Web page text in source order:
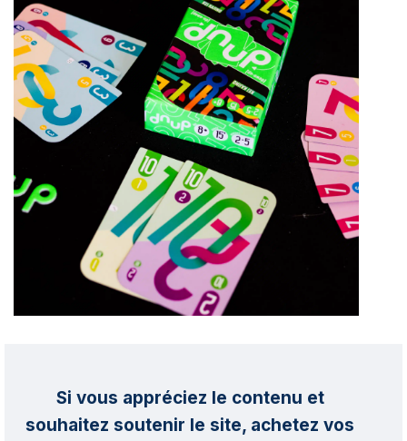
Si vous appréciez le contenu et
souhaitez soutenir le site, achetez vos